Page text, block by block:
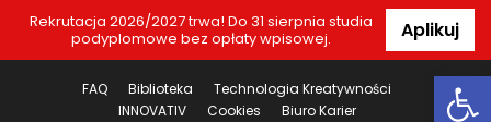
Rekrutacja 2026/2027 trwa! Do 31 sierpnia studia
podyplomowe bez opłaty wpisowej.
Aplikuj
FAQ Biblioteka
Technologia Kreatywności
INNOVATIV
Cookies
Biuro Karier